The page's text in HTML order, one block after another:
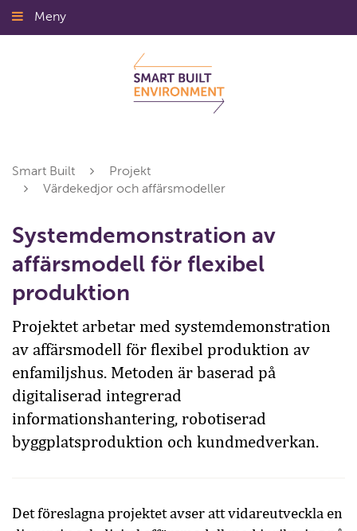
Gå
till
Meny
Smart Built
Projekt
Värdekedjor och affärsmodeller
Systemdemonstration av
affärsmodell för flexibel
produktion
Projektet arbetar med systemdemonstration
av affärsmodell för flexibel produktion av
enfamiljshus. Metoden är baserad på
digitaliserad integrerad
informationshantering, robotiserad
byggplatsproduktion och kundmedverkan.
Det föreslagna projektet avser att vidareutveckla en